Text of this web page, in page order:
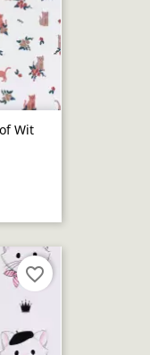
Wit
favorite_border